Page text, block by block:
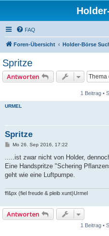
FAQ
Foren-Übersicht Holder-Börse
Spritze
Antworten
1 Beitrag •
URMEL
Spritze
B
r
a
Mo 26. Sep 2016, 17:22
.....ist zwar nicht von Holder,
Eine Handspritze "Schering
geht wie eine Luftpumpe.
ff&px (fiel freude & pleib xunt)Urmel
Antworten
1 Beitrag •